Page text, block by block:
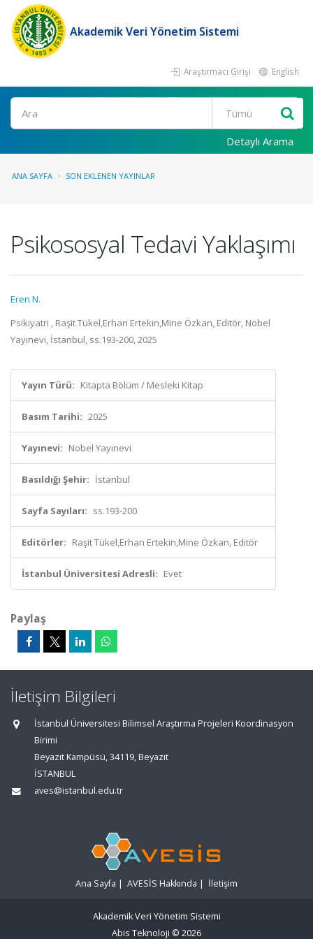
Akademik Veri Yönetim Sistemi
Araştırmacı Girişi English
Ara
Detaylı Arama
ANA SAYFA SON EKLENEN YAYINLAR
Psikososyal Tedavi Yaklaşımı
Eren N.
Psikiyatri , Raşit Tükel,Erhan Ertekin,Mine Özkan, Editör, Nobel
Yayınevi, İstanbul, ss.193-200, 2025
Yayın Türü: Kitapta Bölüm / Mesleki Kitap
Basım Tarihi: 2025
Yayınevi: Nobel Yayınevi
Basıldığı Şehir: İstanbul
Sayfa Sayıları: ss.193-200
Editörler: Raşit Tükel,Erhan Ertekin,Mine Özkan, Editör
İstanbul Üniversitesi Adresli: Evet
Paylaş
İletişim Bilgileri
İstanbul Üniversitesi Bilimsel Araştırma Projeleri Koordinasyon
Birimi
Beyazıt Kampüsü, 34119, Beyazıt
İSTANBUL
aves@istanbul.edu.tr
Ana Sayfa | AVESİS Hakkında | İletişim
Akademik Veri Yönetim Sistemi
Abis Teknoloji © 2026